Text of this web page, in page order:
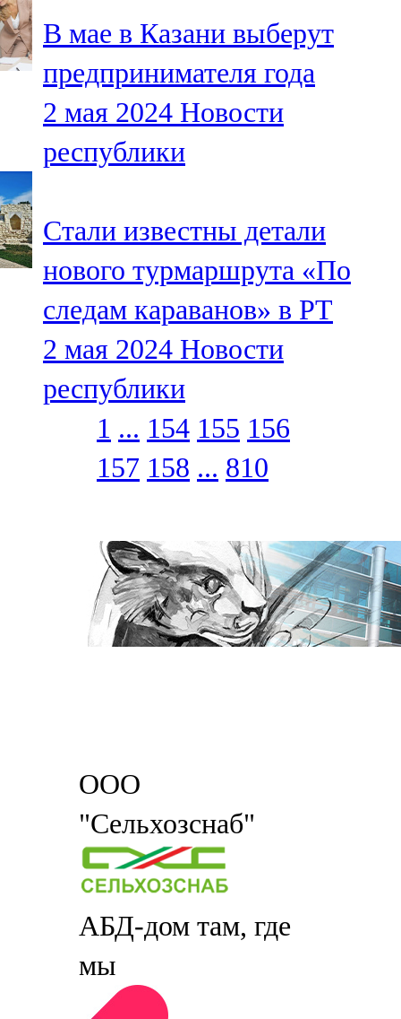
В мае в Казани выберут
предпринимателя года
2 мая 2024 Новости
республики
Стали известны детали
нового турмаршрута «По
следам караванов» в РТ
2 мая 2024 Новости
республики
1 ... 154 155 156
157 158 ... 810
ООО
"Сельхозснаб"
АБД-дом там, где
мы